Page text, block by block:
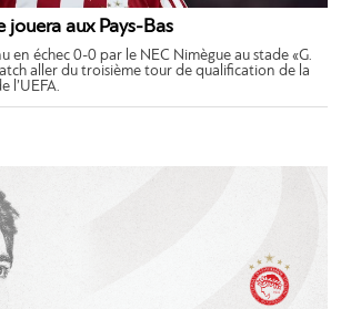
jouera aux Pays-Bas
en échec 0-0 par le NEC Nimègue au stade «G.
aller du troisième tour de qualification de la
l’UEFA.